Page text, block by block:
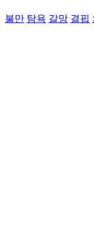
불만 탐욕 갈망 결핍